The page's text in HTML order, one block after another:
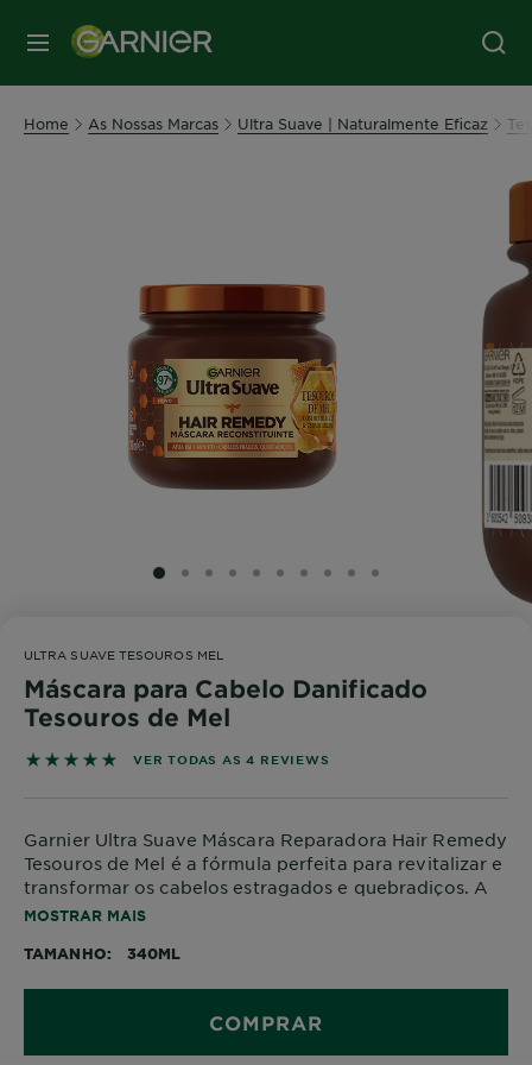
MENU
Home As Nossas Marcas Ultra Suave | Naturalmente Eficaz
SLIDE 1
SLIDE 2
SLIDE 3
SLIDE 4
SLIDE 5
SLIDE 6
SLIDE 7
SLIDE 8
SLIDE 9
SLIDE 10
ULTRA SUAVE TESOUROS MEL
Máscara para Cabelo Danificado
Tesouros de Mel
5 out of 5 stars based on reviews
VER TODAS AS 4 REVIEWS
Garnier Ultra Suave Máscara Reparadora Hair Remedy
Tesouros de Mel é a fórmula perfeita para revitalizar e
transformar os cabelos estragados e quebradiços. A
nossa fórmula única, com Mel de Acácia reconstrutor
reparador para reparar cabelos quebradiços, para um
proporcionan até -2X menos pontas espigadas* e
-10X menos quebra do cabelo*. Este poder reparador
MOSTRAR MAIS
TAMANHO 340ML
COMPRAR